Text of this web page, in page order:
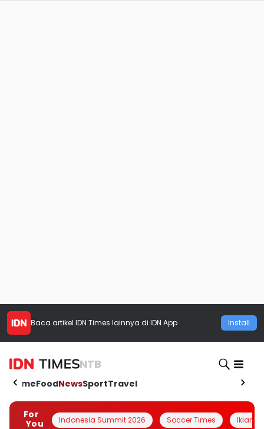
Baca artikel IDN Times lainnya di IDN App Install
NTB
HomeFoodNewsSportTravel
For
You
Indonesia Summit 2026 Soccer Times Iklanin